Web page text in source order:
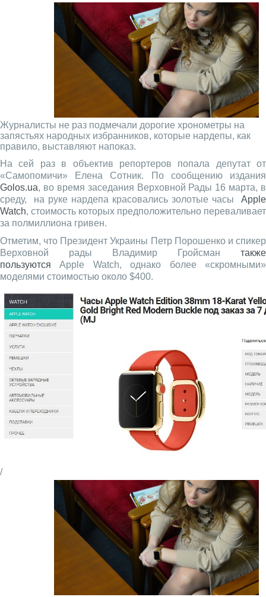
Журналисты не раз подмечали дорогие хронометры на
запястьях народных избранников, которые нардепы, как
правило, выставляют напоказ.
На сей раз в объектив репортеров попала депутат от
«Самопомичи» Елена Сотник. По сообщению издания
Golos.ua, во время заседания Верховной Рады 16 марта, в
среду, на руке нардепа красовались золотые часы Apple
Watch, стоимость которых предположительно переваливает
за полмиллиона гривен.
Отметим, что Президент Украины Петр Порошенко и спикер
Верховной рады Владимир Гройсман также
пользуются Apple Watch, однако более «скромными»
моделями стоимостью около $400.
/